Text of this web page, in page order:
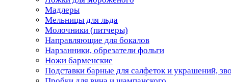
Мадлеры
Мельницы для льда
Молочники (питчеры)
Направляющие для бокалов
Нарзанники, обрезатели фольги
Ножи барменские
Подставки барные для салфеток и украшений,